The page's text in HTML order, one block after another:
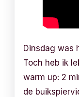
Dinsdag was
Toch heb ik
warm up: 2
de